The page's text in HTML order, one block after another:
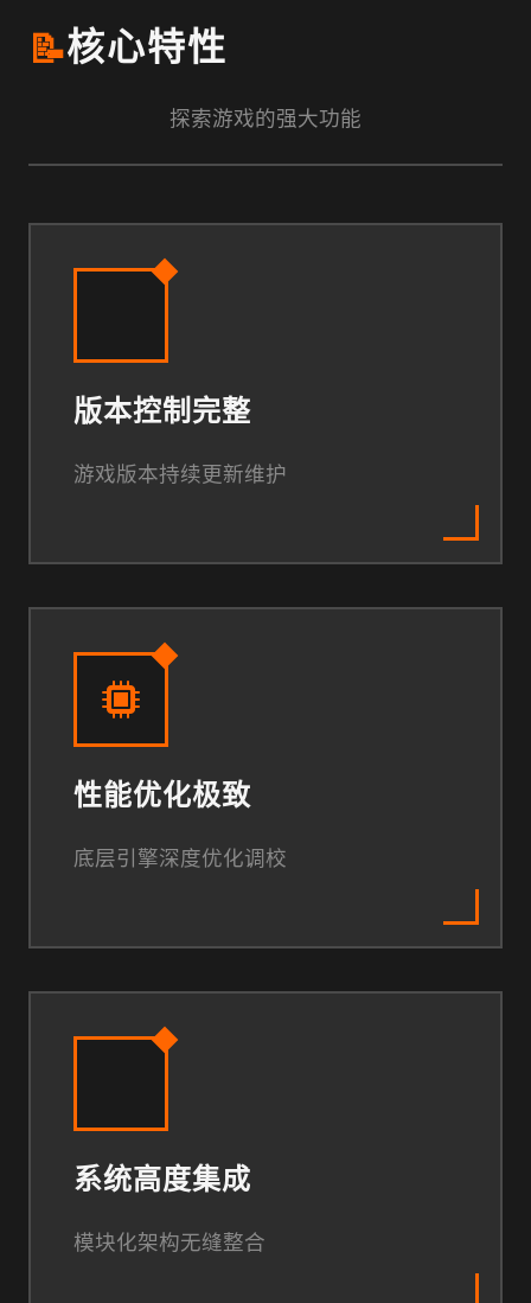
📝核心特性
探索游戏的强大功能
版本控制完整
游戏版本持续更新维护
性能优化极致
底层引擎深度优化调校
系统高度集成
模块化架构无缝整合